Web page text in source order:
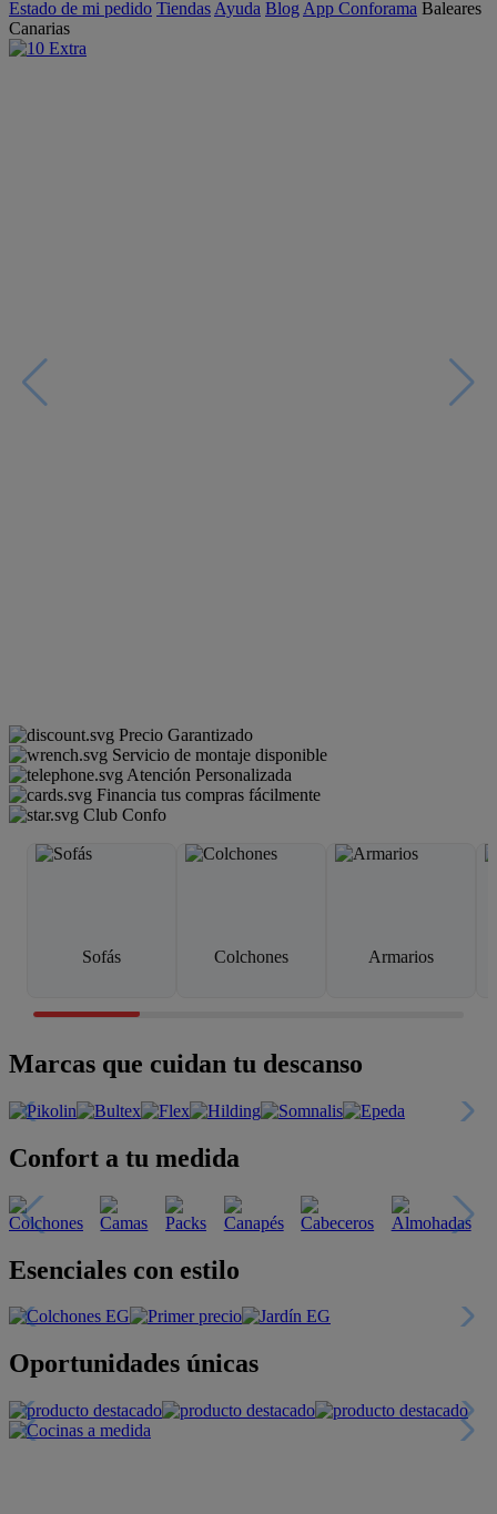
Estado de mi pedido Tiendas Ayuda Blog App Conforama Baleares
Canarias
Precio Garantizado
Servicio de montaje disponible
Atención Personalizada
Financia tus compras fácilmente
Club Confo
Sofás Colchones Armarios
Marcas que cuidan tu descanso
Confort a tu medida
Esenciales con estilo
Oportunidades únicas